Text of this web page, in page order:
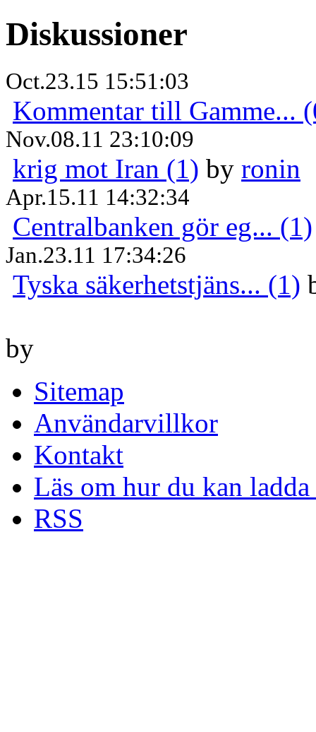
Diskussioner
Oct.23.15 15:51:03
Kommentar till Gamme...
Nov.08.11 23:10:09
krig mot Iran (1) by ronin
Apr.15.11 14:32:34
Centralbanken gör eg... (1)
Jan.23.11 17:34:26
Tyska säkerhetstjäns... (1)
by
Sitemap
Användarvillkor
Kontakt
Läs om hur du kan
RSS